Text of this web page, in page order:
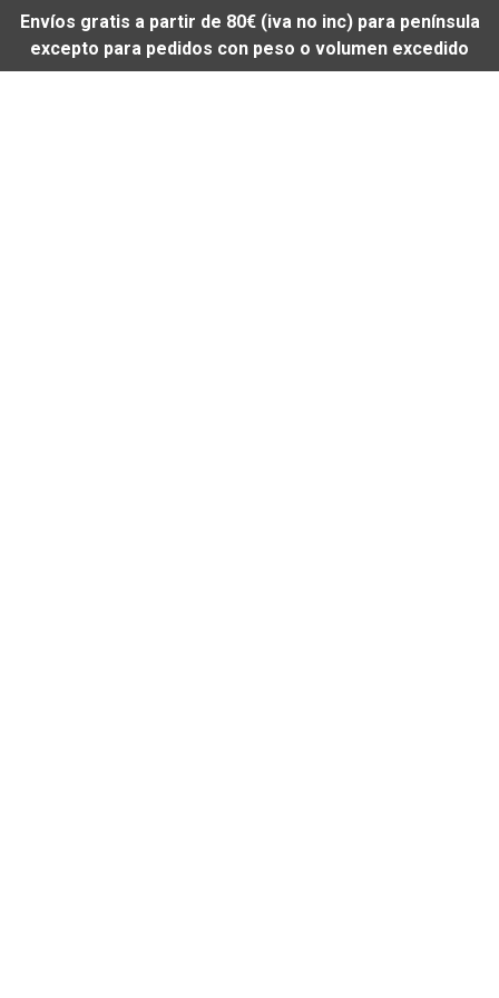
Envíos gratis a partir de 80€ (iva no inc) para península
excepto para pedidos con peso o volumen excedido